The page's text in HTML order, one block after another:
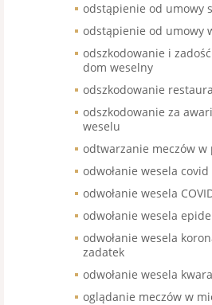
odstąpienie od umowy
odstąpienie od umowy
odszkodowanie i
dom weselny
odszkodowanie
odszkodowanie za
weselu
odtwarzanie meczów w
odwołanie wesela covid
odwołanie wesela
odwołanie wesela
odwołanie wesela
zadatek
odwołanie wesela
oglądanie meczów w